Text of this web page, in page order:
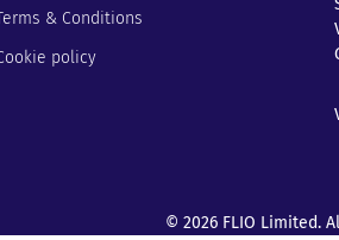
& Conditions
policy
© 2026 FLIO Limited.